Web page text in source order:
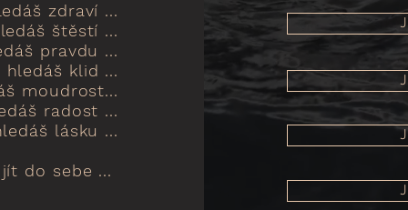
zdraví ...
štěstí ...
pravdu ...
hledáš klid ...
moudrost...
radost ...
lásku ...
do sebe ...